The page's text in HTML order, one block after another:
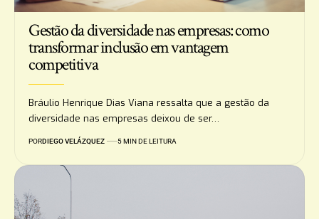
Gestão da diversidade nas empresas: como
transformar inclusão em vantagem
competitiva
Bráulio Henrique Dias Viana ressalta que a gestão da
diversidade nas empresas deixou de ser…
PORDIEGO VELÁZQUEZ 5 MIN DE LEITURA